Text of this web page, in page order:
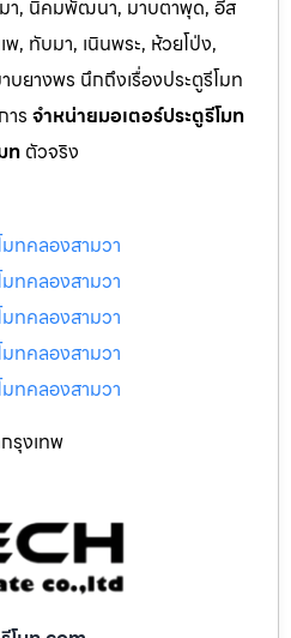
มา, นิคมพัฒนา, มาบตาพุด, อีส
, ทับมา, เนินพระ, ห้วยโป่ง,
บยางพร นึกถึงเรื่องประตูรีโมท
าร จำหน่ายมอเตอร์ประตูรีโมท
ท ตัวจริง
มทคลองสามวา
มทคลองสามวา
มทคลองสามวา
มทคลองสามวา
มทคลองสามวา
รุงเทพ